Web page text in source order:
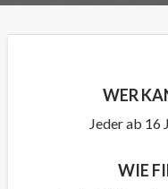
WER
Jeder ab 16
WIE